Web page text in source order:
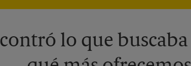
lo que buscaba